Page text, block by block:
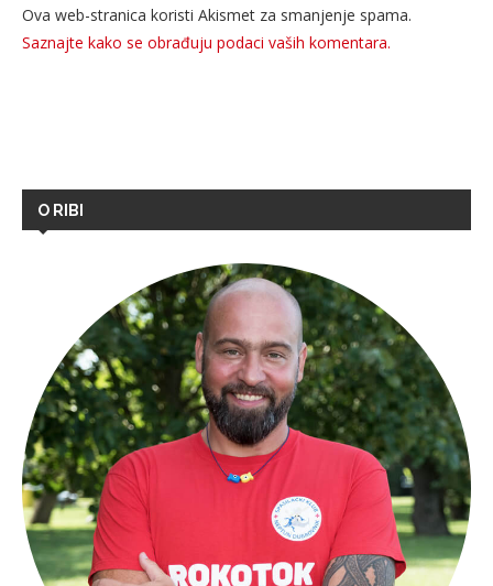
Ova web-stranica koristi Akismet za smanjenje spama.
Saznajte kako se obrađuju podaci vaših komentara.
O RIBI